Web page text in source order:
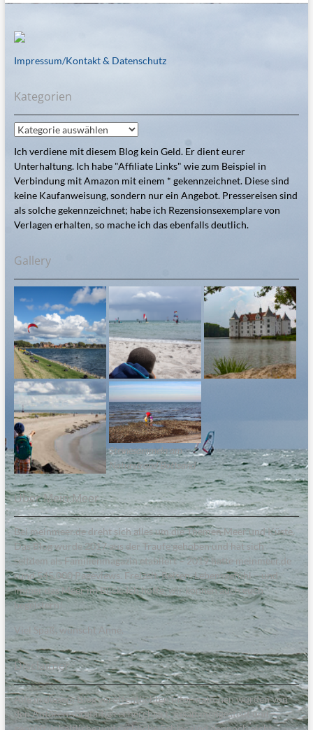
Impressum/Kontakt & Datenschutz
Kategorien
Kategorien
Ich verdiene mit diesem Blog kein Geld. Er dient eurer
Unterhaltung. Ich habe "Affiliate Links" wie zum Beispiel in
Verbindung mit Amazon mit einem * gekennzeichnet. Diese sind
keine Kaufanweisung, sondern nur ein Angebot. Pressereisen sind
als solche gekennzeichnet; habe ich Rezensionsexemplare von
Verlagen erhalten, so mache ich das ebenfalls deutlich.
Gallery
Steinesammeln am
Naturstrand Bottsand
Über Mein:Meer
Bei meinmeer.de dreht sich alles um die Themen Meer und Küste.
Das Blog wurde 2017 aus der Traufe gehoben und hat sich
seitdem als Familienmagazin etabliert – 2019 hatte meinmeer.de
rund 545.000 Pageviews. Freizeit, Reisen, Lebensgefühl – und
immer das Meer im Blick. Ich hoffe, wir können auch euch
begeistern!
Viel Spaß, wünscht Anne.
Disclaimer
Alle in diesem Blog veröffentlichten Informationen wurden von
den Autoren sorgfältig recherchiert, zusammengestellt und